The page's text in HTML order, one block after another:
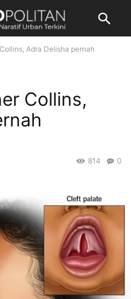
Adra Delisha pernah
Collins,
0
814